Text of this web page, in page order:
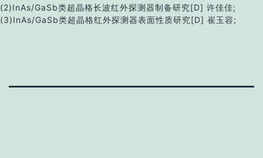
(2)InAs/GaSb类超晶格长波红外探测器制备研究[D] 许佳佳;
(3)InAs/GaSb类超晶格红外探测器表面性质研究[D] 崔玉容;